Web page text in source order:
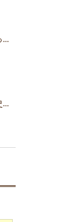
久しぶりの投稿になってしまいました……
ピアノの演奏にも歴史あり！？